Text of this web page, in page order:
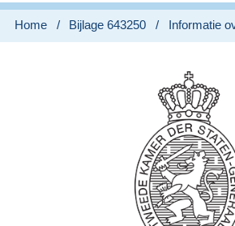
Home Bijlage 643250 Informatie